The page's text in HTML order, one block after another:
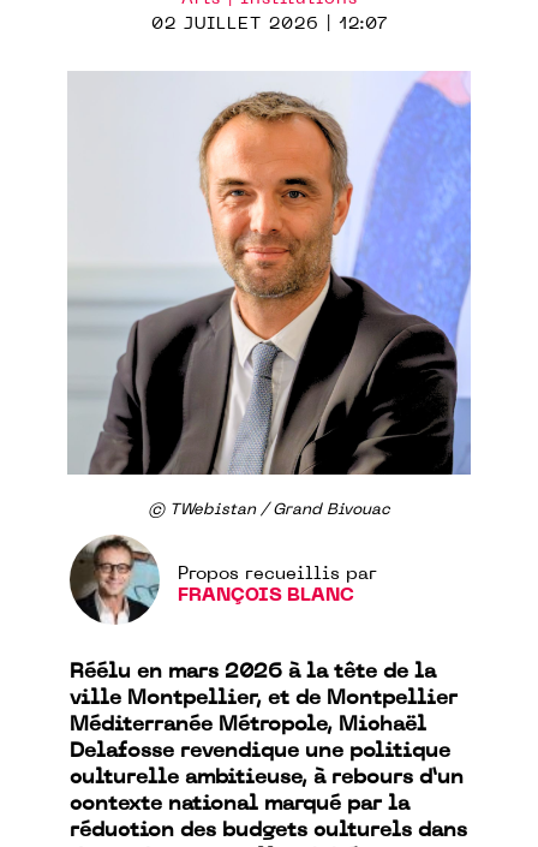
02 JUILLET 2026 | 12:07
© TWebistan / Grand Bivouac
Propos recueillis par
FRANÇOIS BLANC
Réélu en mars 2026 à la tête de la
ville Montpellier, et de Montpellier
Méditerranée Métropole, Michaël
Delafosse revendique une politique
culturelle ambitieuse, à rebours d’un
contexte national marqué par la
réduction des budgets culturels dans